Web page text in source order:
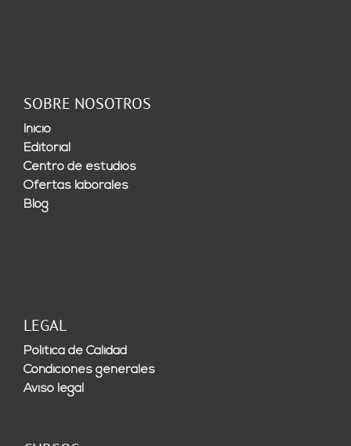
SOBRE NOSOTROS
Inicio
Editorial
Centro de estudios
Ofertas laborales
Blog
LEGAL
Política de Calidad
Condiciones generales
Aviso legal